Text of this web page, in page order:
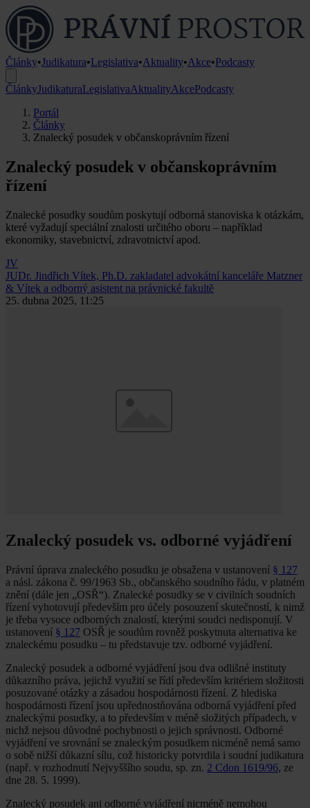
Články•Judikatura•Legislativa•Aktuality•Akce•Podcasty
ČlánkyJudikaturaLegislativaAktualityAkcePodcasty
Portál
Články
Znalecký posudek v občanskoprávním řízení
Znalecký posudek v občanskoprávním
řízení
Znalecké posudky soudům poskytují odborná stanoviska k otázkám,
které vyžadují speciální znalosti určitého oboru – například
ekonomiky, stavebnictví, zdravotnictví apod.
JV
JUDr. Jindřich Vítek, Ph.D. zakladatel advokátní kanceláře Matzner
& Vítek a odborný asistent na právnické fakultě
25. dubna 2025, 11:25
Znalecký posudek vs. odborné vyjádření
Právní úprava znaleckého posudku je obsažena v ustanovení § 127
a násl. zákona č. 99/1963 Sb., občanského soudního řádu, v platném
znění (dále jen „OSŘ“). Znalecké posudky se v civilních soudních
řízení vyhotovují především pro účely posouzení skutečností, k nimž
je třeba vysoce odborných znalostí, kterými soudci nedisponují. V
ustanovení § 127 OSŘ je soudům rovněž poskytnuta alternativa ke
znaleckému posudku – tu představuje tzv. odborné vyjádření.
Znalecký posudek a odborné vyjádření jsou dva odlišné instituty
důkazního práva, jejichž využití se řídí především kritériem složitosti
posuzované otázky a zásadou hospodárnosti řízení. Z hlediska
hospodárnosti řízení jsou upřednostňována odborná vyjádření před
znaleckými posudky, a to především v méně složitých případech, v
nichž nejsou důvodné pochybnosti o jejich správnosti. Odborné
vyjádření ve srovnání se znaleckým posudkem nicméně nemá samo
o sobě nižší důkazní sílu, což historicky potvrdila i soudní judikatura
(např. v rozhodnutí Nejvyššího soudu, sp. zn. 2 Cdon 1619/96, ze
dne 28. 5. 1999).
Znalecký posudek ani odborné vyjádření nicméně nemohou